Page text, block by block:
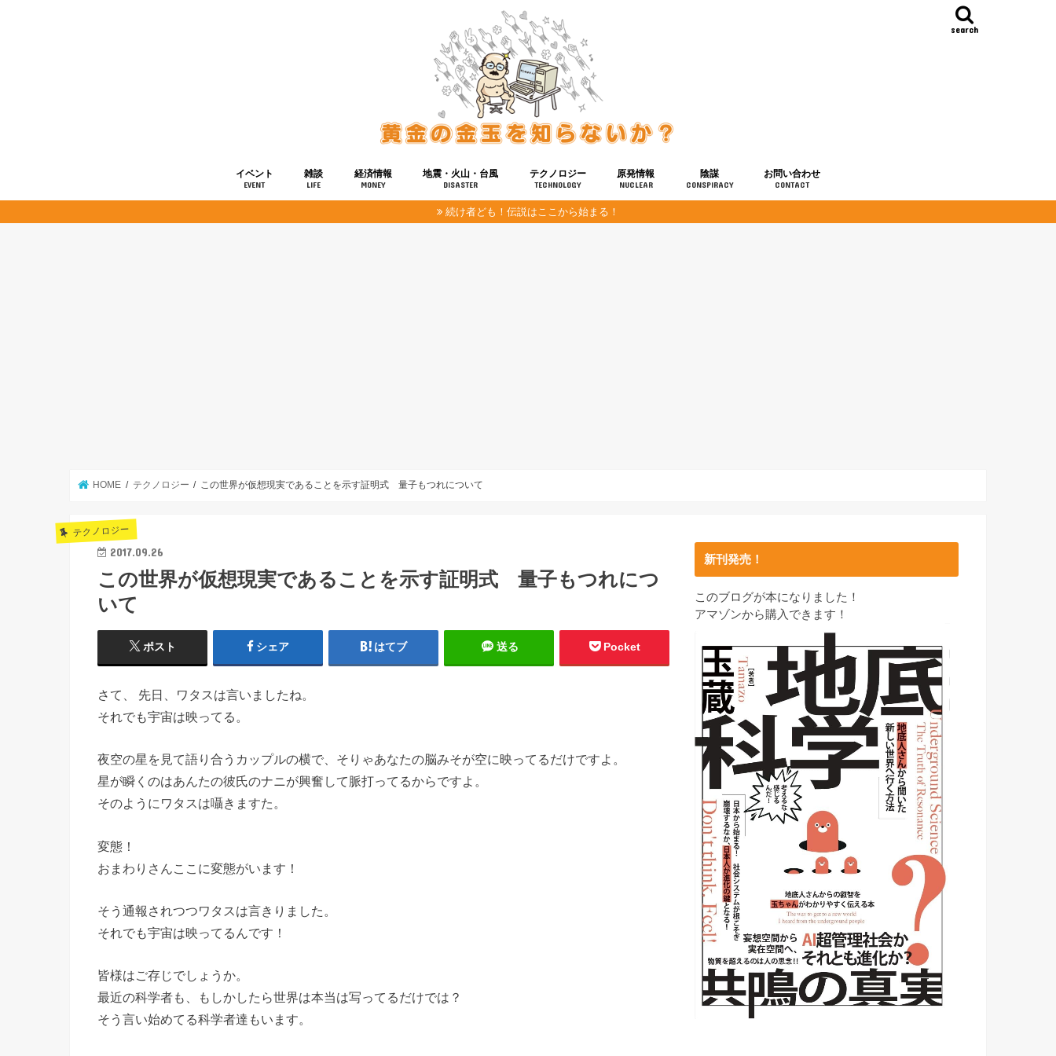
search
イベント
EVENT
雑談
LIFE
経済情報
MONEY
地震・火山・台風
DISASTER
テクノロジー
TECHNOLOGY
健康
宇宙
原発情報
NUCLEAR
陰謀
CONSPIRACY
お問い合わせ
CONTACT
続け者ども！伝説はここから始まる！
HOME テクノロジー この世界が仮想現実であることを示す証明式 量子もつれについて
テクノロジー
2017.09.26
この世界が仮想現実であることを示す証明式 量子もつれにつ
いて
ポスト シェア はてブ 送る Pocket
さて、 先日、ワタスは言いましたね。
それでも宇宙は映ってる。
夜空の星を見て語り合うカップルの横で、そりゃあなたの脳みそが空に映ってるだけですよ。
星が瞬くのはあんたの彼氏のナニが興奮して脈打ってるからですよ。
そのようにワタスは囁きますた。
変態！
おまわりさんここに変態がいます！
そう通報されつつワタスは言きりました。
それでも宇宙は映ってるんです！
皆様はご存じでしょうか。
最近の科学者も、もしかしたら世界は本当は写ってるだけでは？
そう言い始めてる科学者達もいます。
新刊発売！
このブログが本になりました！
アマゾンから購入できます！